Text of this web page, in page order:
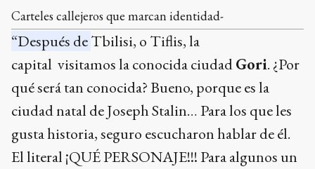
Carteles callejeros que marcan identidad-
“Después deTbilisi, o Tiflis, la
capital visitamos la conocida ciudadGori. ¿Por
qué será tan conocida? Bueno, porque es la
ciudad natal de Joseph Stalin… Para los que les
gusta historia, seguro escucharon hablar de él.
El literal ¡QUÉ PERSONAJE!!! Para algunos un